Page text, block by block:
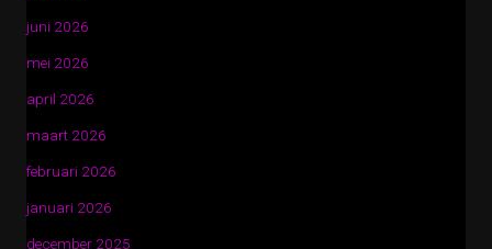
juni 2026
mei 2026
april 2026
maart 2026
februari 2026
januari 2026
december 2025